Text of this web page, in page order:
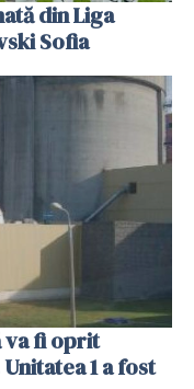
din Liga
Sofia
va fi oprit
1 a fost